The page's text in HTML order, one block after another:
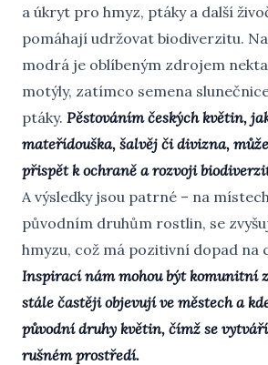
a úkryt pro hmyz, ptáky a další
pomáhají udržovat biodiverzitu.
modrá je oblíbeným zdrojem
motýly, zatímco semena
ptáky. Pěstováním českých květin,
mateřídouška, šalvěj či divizna,
přispět k ochraně a rozvoji
A výsledky jsou patrné – na
původním druhům rostlin, se
hmyzu, což má pozitivní dopad na
Inspirací nám mohou být komunitní
stále častěji objevují ve městech a
původní druhy květin, čímž se
rušném prostředí.